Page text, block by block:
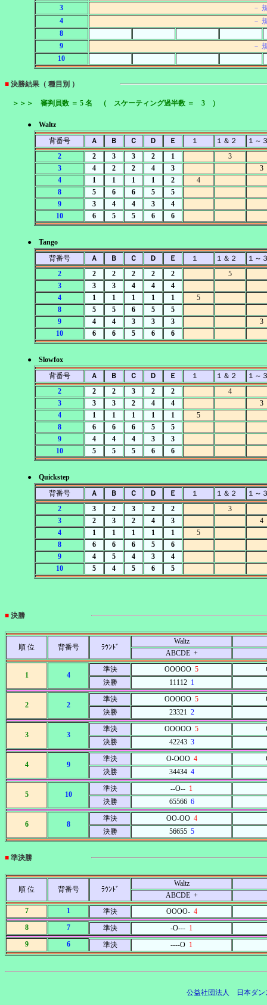
3
－
4
－
8
9
－
10
■ 決勝結果（ 種目別 ）
＞＞＞ 審判員数 ＝ 5 名 （ スケーティング過半数 ＝ 3 ）
● Waltz
背番号
Ａ Ｂ Ｃ Ｄ Ｅ １ １＆２
１
2
2 3 3 2 1
3
3
4 2 2 4 3
3
4
1 1 1 1 2
4
8
5 6 6 5
5
9
3 4 4 3
4
10
6 5 5 6 6
● Tango
背番号
Ａ Ｂ Ｃ Ｄ Ｅ １ １＆２
１
2
2 2 2 2 2
5
3
3 3 4 4
4
4
1 1 1 1 1
5
8
5 5 6 5
5
9
4 4 3 3 3
3
10
6 6 5 6 6
● Slowfox
背番号
Ａ Ｂ Ｃ Ｄ Ｅ １ １＆２
１
2
2 2 3 2 2
4
3
3 3 2 4 4
3
4
1 1 1 1 1
5
8
6 6 6 5
5
9
4 4 4 3
3
10
5 5 5 6 6
● Quickstep
背番号
Ａ Ｂ Ｃ Ｄ Ｅ １ １＆２
１
2
3 2 3 2 2
3
3
2 3 2 4 3
4
4
1 1 1 1 1
5
8
6 6 6 5
6
9
4 5 4 3
4
10
5 4 5 6 5
■ 決勝
順 位 背番号 ﾗｳﾝﾄﾞ
Waltz
ABCDE +
1 4
準決 OOOOO 5
決勝
111121
2 2
準決 OOOOO 5
決勝
233212
3 3
準決 OOOOO 5
決勝
422433
4 9
準決 O-OOO4
決勝
344344
5 10
準決 --O-- 1
決勝
655666
6 8
準決 OO-OO4
決勝
566555
■ 準決勝
順 位 背番号 ﾗｳﾝﾄﾞ
Waltz
ABCDE +
7
1 準決 OOOO-4
8
7 準決 -O--- 1
9
6 準決 ----O 1
公益社団法人 日本ダ